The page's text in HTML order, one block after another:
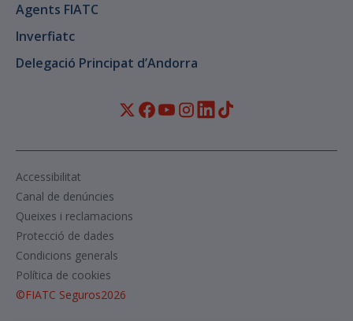
Agents FIATC
Inverfiatc
Delegació Principat d’Andorra
©FIATC Seguros2026
Política de cookies
Condicions generals
Protecció de dades
Queixes i reclamacions
Canal de denúncies
Accessibilitat